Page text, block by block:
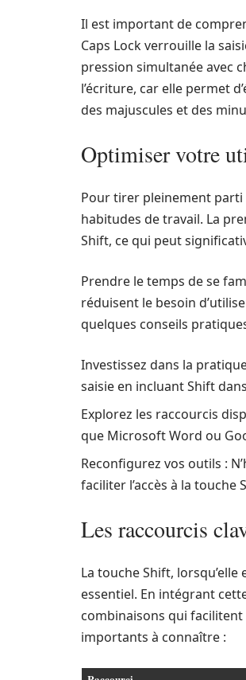
Il est important de
Caps Lock verrouille la
pression simultanée avec
l’écriture, car elle permet
des majuscules et des
Optimiser votre
Pour tirer pleinement parti
habitudes de travail. La
Shift, ce qui peut
Prendre le temps de se
réduisent le besoin
quelques conseils
Investissez dans la
saisie en incluant Shift
Explorez les raccourcis
que Microsoft Word ou
Reconfigurez vos outils :
faciliter l’accès à la touche
Les raccourcis
La touche Shift,
essentiel. En intégrant
combinaisons qui
importants à connaître :